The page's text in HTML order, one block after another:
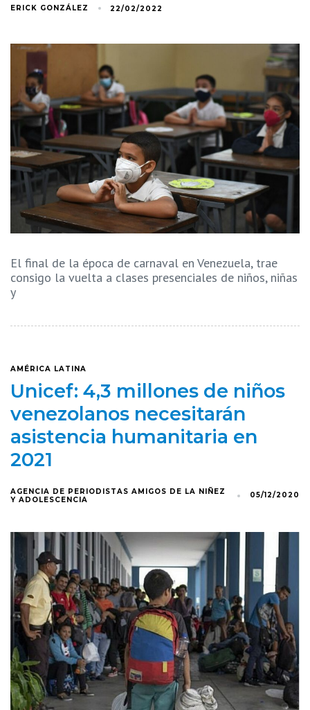
ERICK GONZÁLEZ 22/02/2022
El final de la época de carnaval en Venezuela, trae
consigo la vuelta a clases presenciales de niños, niñas
y
AMÉRICA LATINA
Unicef: 4,3 millones de niños
venezolanos necesitarán
asistencia humanitaria en
2021
AGENCIA DE PERIODISTAS AMIGOS DE LA NIÑEZ
Y ADOLESCENCIA
05/12/2020